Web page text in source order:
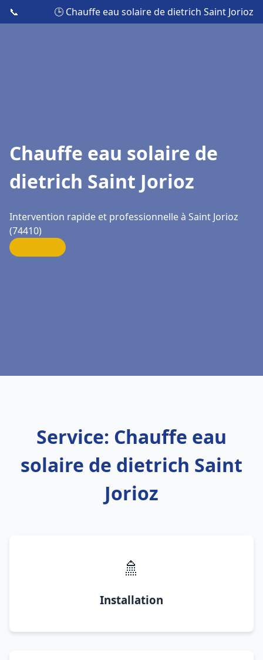
📞 🕒 Chauffe eau solaire de dietrich Saint Jorioz
Chauffe eau solaire de
dietrich Saint Jorioz
Intervention rapide et professionnelle à Saint Jorioz
(74410)
Service: Chauffe eau
solaire de dietrich Saint
Jorioz
🚿
Installation